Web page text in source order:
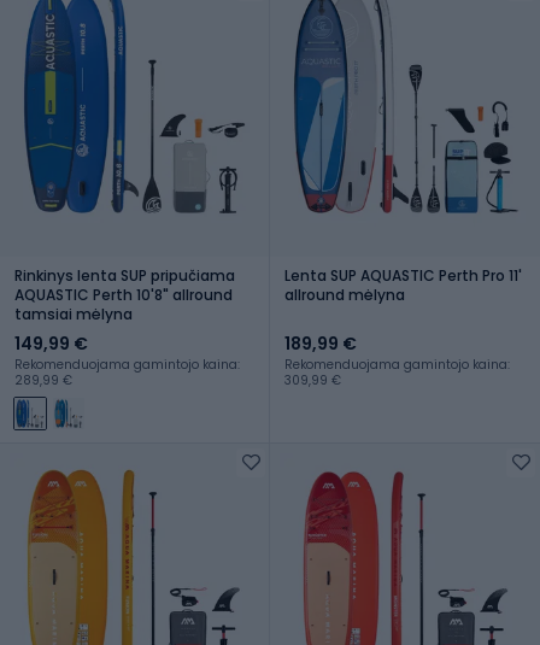
Rinkinys lenta SUP pripučiama
AQUASTIC Perth 10'8" allround
tamsiai mėlyna
149,99 €
Rekomenduojama gamintojo kaina:
289,99 €
Lenta SUP AQUASTIC Perth Pro 11'
allround mėlyna
189,99 €
Rekomenduojama gamintojo kaina:
309,99 €